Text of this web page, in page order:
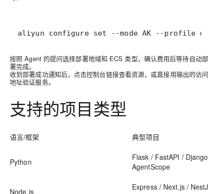
aliyun configure set --mode AK --profile
按照 Agent 的提问选择部署地域和 ECS 类型，确认费用后等待自动部
署完成。
收到部署成功通知后，点击控制台链接查看资源，或直接用输出的访问
地址验证服务。
支持的项目类型
语言/框架 典型项目
Python
Flask / FastAPI / Django /
AgentScope
Node.js
Express / Next.js / NestJS /